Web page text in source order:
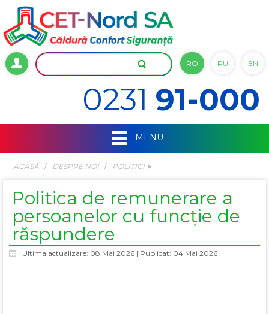
RO RU EN
0231 91-000
MENU
ACASĂ DESPRE NOI POLITICI ►
Politica de remunerare a
persoanelor cu funcție de
răspundere
Ultima actualizare: 08 Mai 2026 | Publicat: 04 Mai 2026